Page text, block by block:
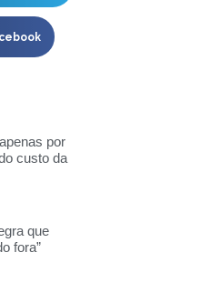
por
custo da
que
fora”